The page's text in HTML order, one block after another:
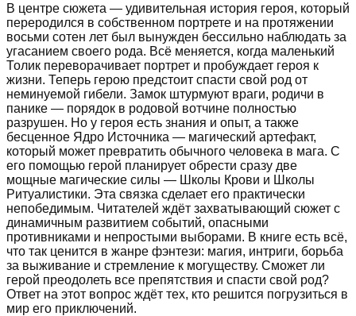
В центре сюжета — удивительная история героя, который
переродился в собственном портрете и на протяжении
восьми сотен лет был вынужден бессильно наблюдать за
угасанием своего рода. Всё меняется, когда маленький
Толик переворачивает портрет и пробуждает героя к
жизни. Теперь герою предстоит спасти свой род от
неминуемой гибели. Замок штурмуют враги, родичи в
панике — порядок в родовой вотчине полностью
разрушен. Но у героя есть знания и опыт, а также
бесценное Ядро Источника — магический артефакт,
который может превратить обычного человека в мага. С
его помощью герой планирует обрести сразу две
мощные магические силы — Школы Крови и Школы
Ритуалистики. Эта связка сделает его практически
непобедимым. Читателей ждёт захватывающий сюжет с
динамичным развитием событий, опасными
противниками и непростыми выборами. В книге есть всё,
что так ценится в жанре фэнтези: магия, интриги, борьба
за выживание и стремление к могуществу. Сможет ли
герой преодолеть все препятствия и спасти свой род?
Ответ на этот вопрос ждёт тех, кто решится погрузиться в
мир его приключений.